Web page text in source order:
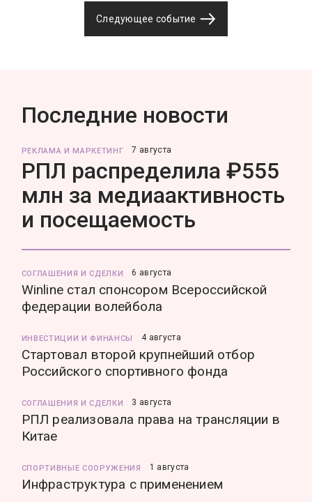
Следующее событие
Последние новости
РЕКЛАМА И МАРКЕТИНГ 7 августа
РПЛ распределила ₽555
млн за медиаактивность
и посещаемость
СОГЛАШЕНИЯ И СДЕЛКИ 6 августа
Winline стал спонсором Всероссийской
федерации волейбола
ИНВЕСТИЦИИ И ФИНАНСЫ 4 августа
Стартовал второй крупнейший отбор
Российского спортивного фонда
СОГЛАШЕНИЯ И СДЕЛКИ 3 августа
РПЛ реализовала права на трансляции в
Китае
СПОРТИВНЫЕ СООРУЖЕНИЯ 1 августа
Инфраструктура с применением